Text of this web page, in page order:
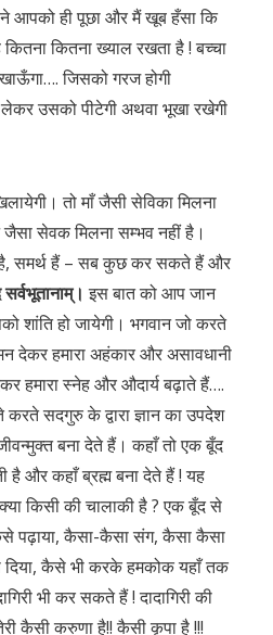
आपको ही पूछा और मैं खूब हँसा कि
कितना ख्याल रखता है ! बच्चा
जिसको गरज होगी
लेकर उसको पीटेगी अथवा भूखा रखेगी
तो माँ जैसी सेविका मिलना
सेवक मिलना सम्भव नहीं है।
है, समर्थ हैं – सब कुछ कर सकते हैं और
इस बात को आप जान
शांति हो जायेगी। भगवान जो करते
देकर हमारा अहंकार और असावधानी
हमारा स्नेह और औदार्य बढ़ाते हैं….
सदगुरु के द्वारा ज्ञान का उपदेश
बना देते हैं। कहाँ तो एक बूँद
है और कहाँ ब्रह्म बना देते हैं ! यह
किसी की चालाकी है ? एक बूँद से
पढ़ाया, कैसा-कैसा संग, कैसा कैसा
दिया, कैसे भी करके हमकोक यहाँ तक
भी कर सकते हैं ! दादागिरी की
कैसी करुणा है!! कैसी कृपा है !!!